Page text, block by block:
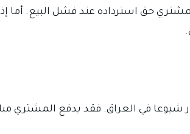
حق استرداده عند فشل البيع. أما
شيوعا في العراق. فقد يدفع المشتري